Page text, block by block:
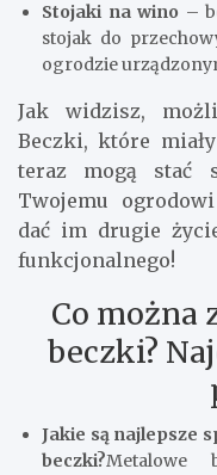
Stojaki na wino –
stojak do
ogrodzie
Jak widzisz,
Beczki, które
teraz mogą stać
Twojemu
dać im drugie
funkcjonalnego!
Co można
beczki?
Jakie są najlepsze
beczki?Metalowe